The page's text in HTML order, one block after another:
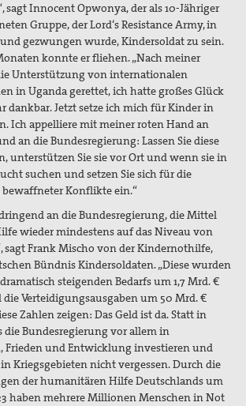
sagt Innocent Opwonya, der als 10-Jähriger
Gruppe, der Lord‘s Resistance Army, in
gezwungen wurde, Kindersoldat zu sein.
konnte er fliehen. „Nach meiner
Unterstützung von internationalen
in Uganda gerettet, ich hatte großes Glück
dankbar. Jetzt setze ich mich für Kinder in
Ich appelliere mit meiner roten Hand an
an die Bundesregierung: Lassen Sie diese
unterstützen Sie sie vor Ort und wenn sie in
suchen und setzen Sie sich für die
Konflikte ein.“
an die Bundesregierung, die Mittel
wieder mindestens auf das Niveau von
sagt Frank Mischo von der Kindernothilfe,
Bündnis Kindersoldaten. „Diese wurden
steigenden Bedarfs um 1,7 Mrd. €
Verteidigungsausgaben um 50 Mrd. €
Zahlen zeigen: Das Geld ist da. Statt in
Bundesregierung vor allem in
Frieden und Entwicklung investieren und
Kriegsgebieten nicht vergessen. Durch die
der humanitären Hilfe Deutschlands um
haben mehrere Millionen Menschen in Not